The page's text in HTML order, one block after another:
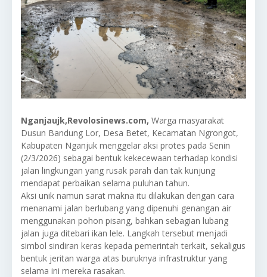
Nganjaujk,Revolosinews.com, Warga masyarakat
Dusun Bandung Lor, Desa Betet, Kecamatan Ngrongot,
Kabupaten Nganjuk menggelar aksi protes pada Senin
(2/3/2026) sebagai bentuk kekecewaan terhadap kondisi
jalan lingkungan yang rusak parah dan tak kunjung
mendapat perbaikan selama puluhan tahun.
Aksi unik namun sarat makna itu dilakukan dengan cara
menanami jalan berlubang yang dipenuhi genangan air
menggunakan pohon pisang, bahkan sebagian lubang
jalan juga ditebari ikan lele. Langkah tersebut menjadi
simbol sindiran keras kepada pemerintah terkait, sekaligus
bentuk jeritan warga atas buruknya infrastruktur yang
selama ini mereka rasakan.